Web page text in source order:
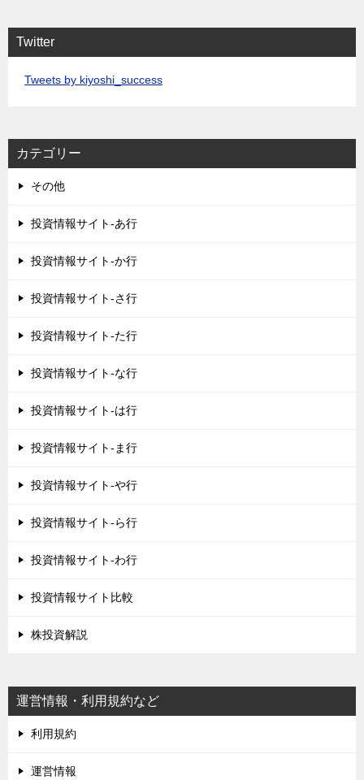
Twitter
Tweets by kiyoshi_success
カテゴリー
その他
投資情報サイト-あ行
投資情報サイト-か行
投資情報サイト-さ行
投資情報サイト-た行
投資情報サイト-な行
投資情報サイト-は行
投資情報サイト-ま行
投資情報サイト-や行
投資情報サイト-ら行
投資情報サイト-わ行
投資情報サイト比較
株投資解説
運営情報・利用規約など
利用規約
運営情報